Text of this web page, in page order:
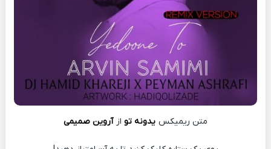
متن ریمیکس یدونه تو از آروین صمیمی